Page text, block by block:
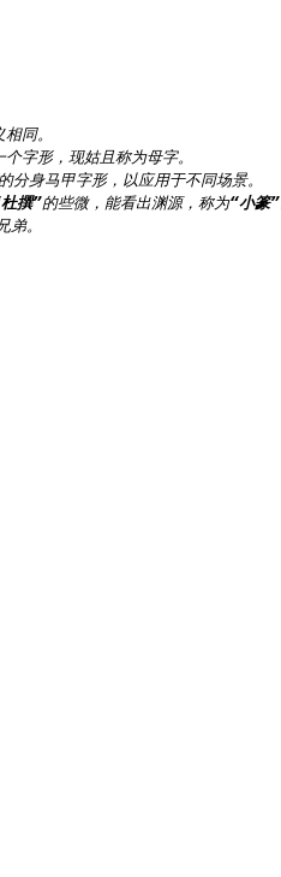
同。
字形，现姑且称为母字。
撰”的些微，能看出渊源，称为“小篆”
。